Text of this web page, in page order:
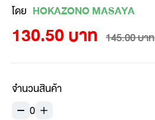
โดย HOKAZONO MASAYA
130.50 บาท 145.00 บาท
จำนวนสินค้า
0